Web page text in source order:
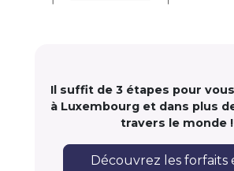
Il suffit de 3 étapes pour
à Luxembourg et dans plus
travers le monde !
Découvrez les forfaits